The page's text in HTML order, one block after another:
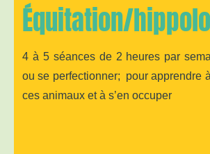
Équitation/
4 à 5 séances de 2 heures par
ouse perfectionner; pour apprendre
ces animaux et à s’en occuper